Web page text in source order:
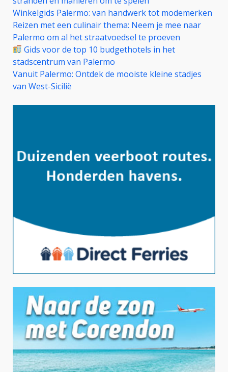
Winkelgids Palermo: van handwerk tot modemerken
Reizen met een culinair thema: Neem je mee naar
Palermo om al het straatvoedsel te proeven
Gids voor de top 10 budgethotels in het
stadscentrum van Palermo
Vanuit Palermo: Ontdek de mooiste kleine stadjes
van West-Sicilië